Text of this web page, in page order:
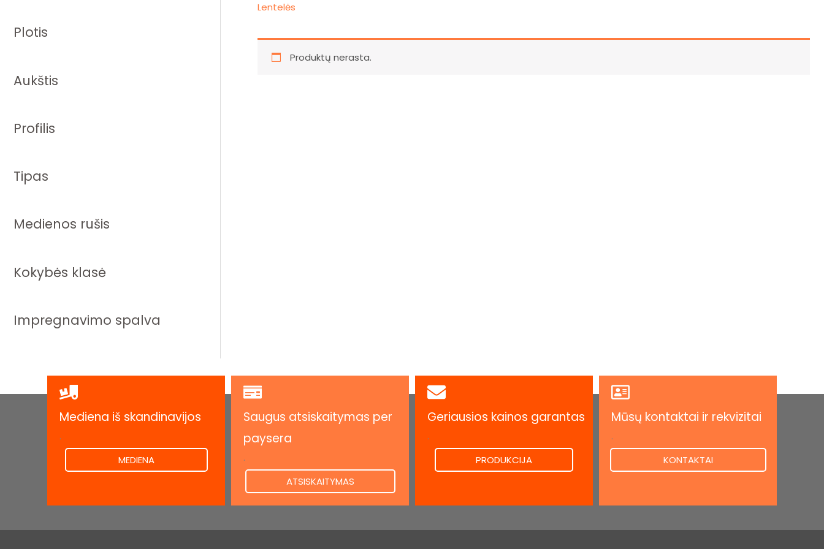
Plotis
Aukštis
Profilis
Tipas
Medienos rušis
Kokybės klasė
Impregnavimo spalva
Lentelės
Produktų nerasta.
Mediena iš skandinavijos
.
MEDIENA
Saugus atsiskaitymas per
paysera
.
ATSISKAITYMAS
Geriausios kainos garantas
.
PRODUKCIJA
Mūsų kontaktai ir rekvizitai
.
KONTAKTAI